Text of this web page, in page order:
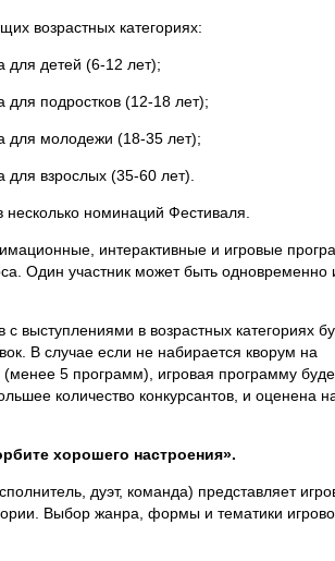
возрастных категориях:
для детей (6-12 лет);
для подростков (12-18 лет);
для молодежи (18-35 лет);
для взрослых (35-60 лет).
несколько номинаций Фестиваля.
интерактивные и игровые
Один участник может быть одновременно
выступлениями в возрастных категориях
В случае если не набирается кворум на
5 программ), игровая программу
количество конкурсантов, и оценена
хорошего настроения».
дуэт, команда) представляет
Выбор жанра, формы и тематики